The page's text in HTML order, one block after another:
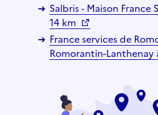
Salbris - Maison France
14 km
France services de
Romorantin-Lanthenay